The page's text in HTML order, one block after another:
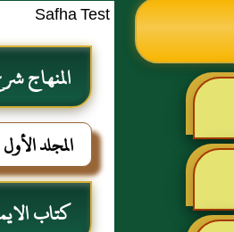
Safha Test
المنهاج
المجلد الأول
كتاب